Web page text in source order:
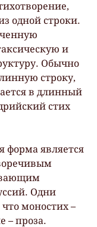
одной строки.
и
Обычно
строку,
в длинный
стих
форма является
Одни
моностих –
– проза.